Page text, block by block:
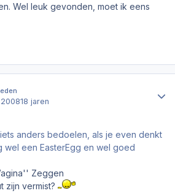
Wel leuk gevonden, moet ik eens
18 jaren
anders bedoelen, als je even denkt
wel een EasterEgg en wel goed
Zeggen
zijn vermist?